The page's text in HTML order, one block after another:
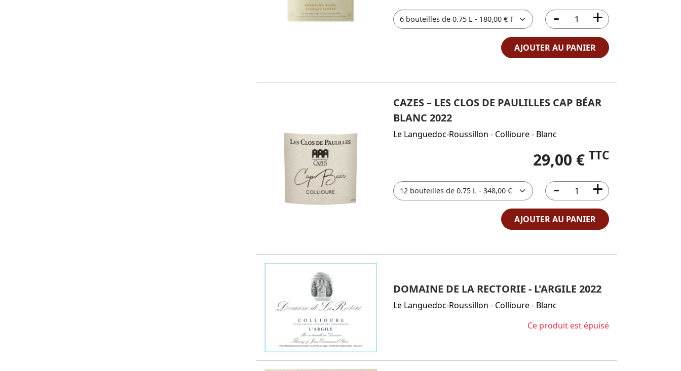
AJOUTER AU PANIER
CAZES – LES CLOS DE PAULILLES CAP BÉAR
BLANC 2022
Le Languedoc-Roussillon - Collioure- Blanc
29,00 € TTC
AJOUTER AU PANIER
DOMAINE DE LA RECTORIE - L'ARGILE 2022
Le Languedoc-Roussillon - Collioure- Blanc
Ce produit est épuisé